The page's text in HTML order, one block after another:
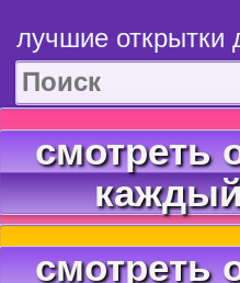
лучшие открытки
смотреть
смотреть